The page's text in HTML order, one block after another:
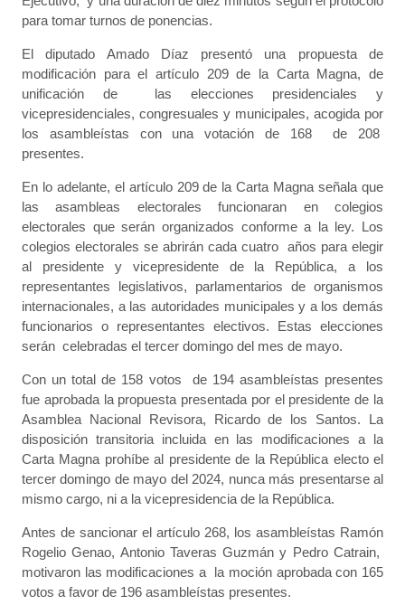
para tomar turnos de ponencias.
El diputado Amado Díaz presentó una propuesta de
modificación para el artículo 209 de la Carta Magna, de
unificación de las elecciones presidenciales y
vicepresidenciales, congresuales y municipales, acogida por
los asambleístas con una votación de 168 de 208
presentes.
En lo adelante, el artículo 209 de la Carta Magna señala que
las asambleas electorales funcionaran en colegios
electorales que serán organizados conforme a la ley. Los
colegios electorales se abrirán cada cuatro años para elegir
al presidente y vicepresidente de la República, a los
representantes legislativos, parlamentarios de organismos
internacionales, a las autoridades municipales y a los demás
funcionarios o representantes electivos. Estas elecciones
serán celebradas el tercer domingo del mes de mayo.
Con un total de 158 votos de 194 asambleístas presentes
fue aprobada la propuesta presentada por el presidente de la
Asamblea Nacional Revisora, Ricardo de los Santos. La
disposición transitoria incluida en las modificaciones a la
Carta Magna prohíbe al presidente de la República electo el
tercer domingo de mayo del 2024, nunca más presentarse al
mismo cargo, ni a la vicepresidencia de la República.
Antes de sancionar el artículo 268, los asambleístas Ramón
Rogelio Genao, Antonio Taveras Guzmán y Pedro Catrain,
motivaron las modificaciones a la moción aprobada con 165
votos a favor de 196 asambleístas presentes.